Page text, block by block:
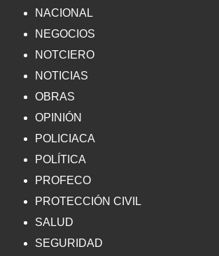
NACIONAL
NEGOCIOS
NOTCIERO
NOTICIAS
OBRAS
OPINIÓN
POLICIACA
POLÍTICA
PROFECO
PROTECCIÓN CIVIL
SALUD
SEGURIDAD